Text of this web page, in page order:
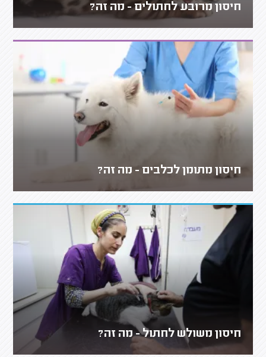
חיסון מרובע לחתולים - מה זה?
חיסון מתומן לכלבים - מה זה?
חיסון משולש לחתול - מה זה?